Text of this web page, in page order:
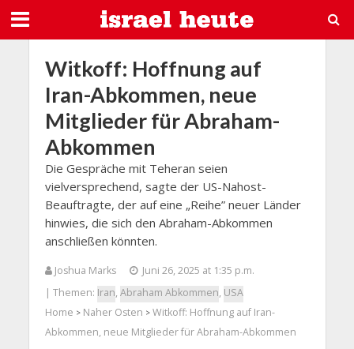
Witkoff: Hoffnung auf
Iran-Abkommen, neue
Mitglieder für Abraham-
Abkommen
Die Gespräche mit Teheran seien
vielversprechend, sagte der US-Nahost-
Beauftragte, der auf eine „Reihe” neuer Länder
hinwies, die sich den Abraham-Abkommen
anschließen könnten.
Joshua Marks
Juni 26, 2025 at 1:35 p.m.
| Themen: Iran, Abraham Abkommen, USA
Home > Naher Osten > Witkoff: Hoffnung auf Iran-
Abkommen, neue Mitglieder für Abraham-Abkommen